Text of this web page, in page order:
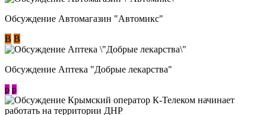
Обсуждение Автомагазин "Автомикс"
В В
Обсуждение Аптека "Добрые лекарства"
p p